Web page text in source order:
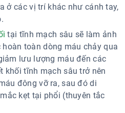
ở các vị trí khác như cánh tay,
tại tĩnh mạch sâu sẽ làm ảnh
toàn dòng máu chảy qua
lưu lượng máu đến các
khối tĩnh mạch sâu trở nên
đông vỡ ra, sau đó di
kẹt tại phổi (thuyên tắc